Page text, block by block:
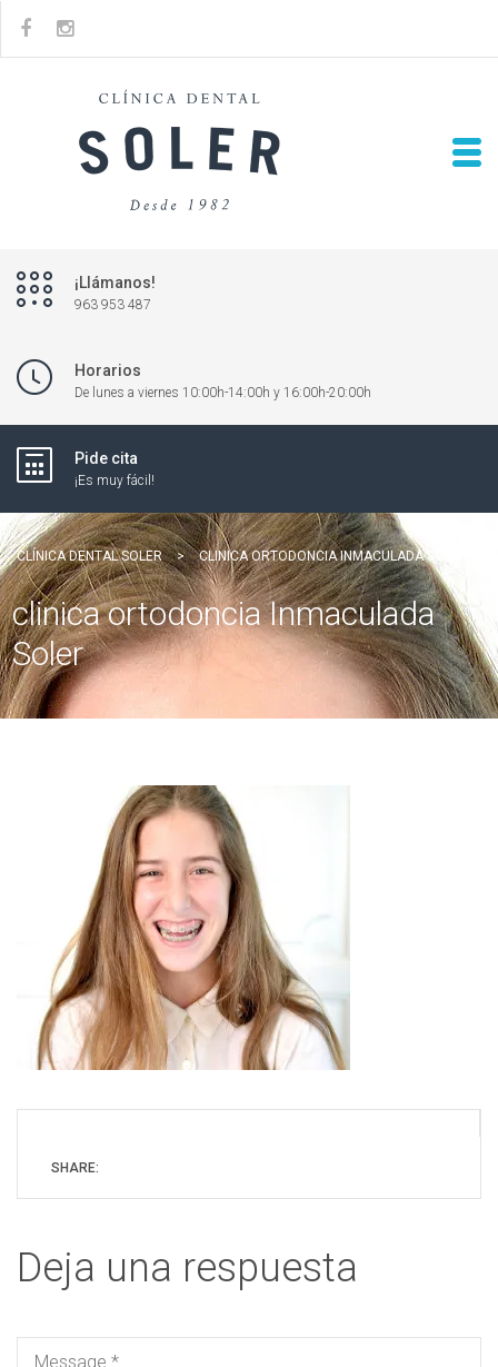
¡Llámanos!
963 953 487
Horarios
De lunes a viernes 10:00h-14:00h y 16:00h-20:00h
Pide cita
¡Es muy fácil!
CLÍNICA DENTAL SOLER > CLINICA ORTODONCIA INMACULADA SOLER
clinica ortodoncia Inmaculada
Soler
SHARE:
Deja una respuesta